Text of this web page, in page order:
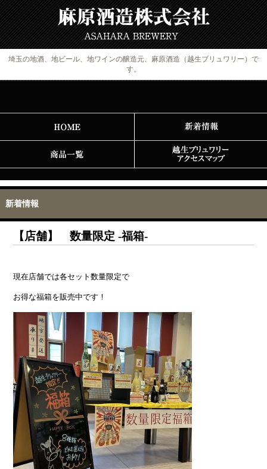
埼玉の地酒、地ビール、地ワインの醸造元、麻原酒造（越生ブリュワリー）で
す。
新着情報
【店舗】 数量限定 -福箱-
現在店舗では各セット数量限定で
お得な福箱を販売中です！